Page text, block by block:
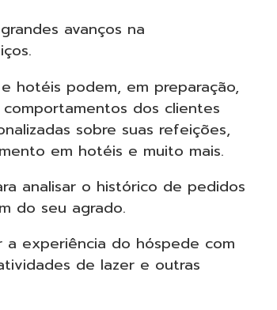
avanços na
hotéis podem, em preparação,
dos clientes
sobre suas refeições,
em hotéis e muito mais.
analisar o histórico de pedidos
do seu agrado.
a experiência do hóspede com
de lazer e outras